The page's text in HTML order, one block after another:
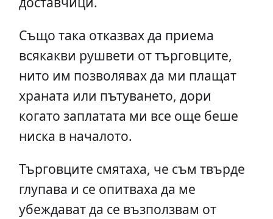
Също така отказвах да приема
всякакви рушвети от търговците,
нито им позволявах да ми плащат
храната или пътуването, дори
когато заплатата ми все още беше
ниска в началото.
Търговците смятаха, че съм твърде
глупава и се опитваха да ме
убеждават да се възползвам от